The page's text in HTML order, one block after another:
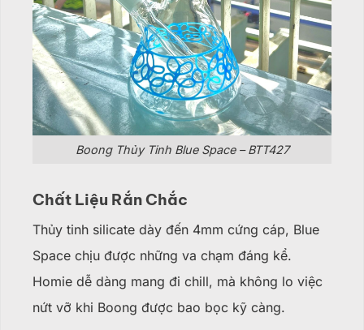
Boong Thủy Tinh Blue Space – BTT427
Chất Liệu Rắn Chắc
Thủy tinh silicate dày đến 4mm cứng cáp, Blue
Space chịu được những va chạm đáng kể.
Homie dễ dàng mang đi chill, mà không lo việc
nứt vỡ khi Boong được bao bọc kỹ càng.